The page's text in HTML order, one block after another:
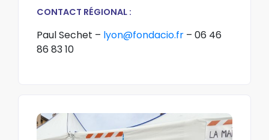
CONTACT RÉGIONAL :
Paul Sechet – lyon@fondacio.fr – 06 46
86 83 10